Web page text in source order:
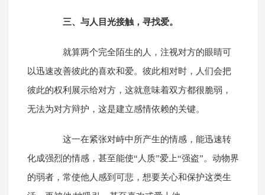
三、与人目光接触，寻找爱。
就算两个完全陌生的人，注视对方的眼睛可
以迅速改善彼此的喜欢和爱。彼此相对时，人们会把
彼此的权利展示给对方，这就意味着双方都很脆弱，
无法为对方辩护，这是建立感情依赖的关键。
这一在紧张对峙中所产生的情感，能迅速转
化成强烈的情感，甚至能使“人质”爱上“强盗”。动物界
的弱者，常使他人感到可悲，想要关心和保护这类生